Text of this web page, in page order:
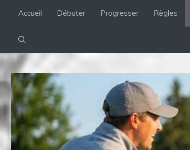
Accueil Débuter Progresser Règles